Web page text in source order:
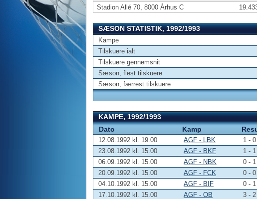
Stadion Allé 70, 8000 Århus C
SÆSON STATISTIK, 1992/1993
Kampe
Tilskuere ialt
Tilskuere gennemsnit
Sæson, flest tilskuere
Sæson, færrest tilskuere
KAMPE, 1992/1993
Dato
Kamp
12.08.1992 kl. 19.00 AGF - LBK 1 - 0
23.08.1992 kl. 15.00
AGF - BKF 1 - 1
06.09.1992 kl. 15.00
AGF - NBK 0 - 1
20.09.1992 kl. 15.00
AGF - FCK 0 - 0
04.10.1992 kl. 15.00
AGF - BIF 0 - 1
17.10.1992 kl. 15.00
AGF - OB 3 - 2